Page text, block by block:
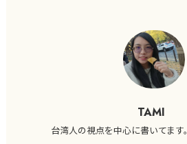
TAMI
台湾人の視点を中心に書いてます。